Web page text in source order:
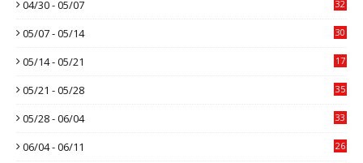
04/30 - 05/07 32
05/07 - 05/14 30
05/14 - 05/21 17
05/21 - 05/28 35
05/28 - 06/04 33
06/04 - 06/11 26